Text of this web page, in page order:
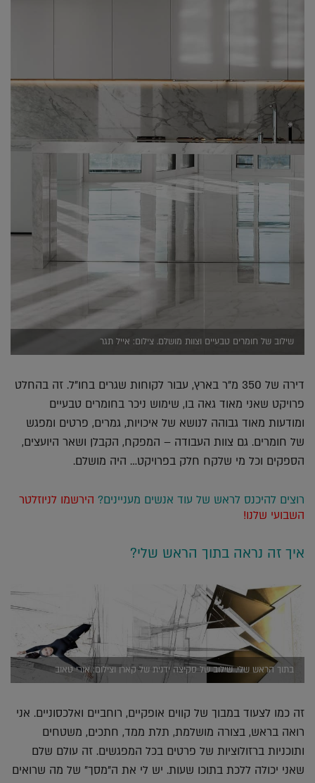
שילוב של חומרים טבעיים וצוות מושלם. צילום: אייל תגר
דירה של 350 מ"ר בארץ, עבור לקוחות שגרים בחו"ל. זה בהחלט
פרויקט שאני מאוד גאה בו, שימוש ניכר בחומרים טבעיים
ומודעות מאוד גבוהה לנושא של איכויות, גמרים, פרטים ומפגש
של חומרים. גם צוות העבודה – המפקח, הקבלן ושאר היועצים,
הספקים וכל מי שלקח חלק בפרויקט… היה מושלם.
רוצים להיכנס לראש של עוד אנשים מעניינים? הירשמו לניוזלטר
השבועי שלנו!
איך זה נראה בתוך הראש שלי?
בתוך הראש שלי. שילוב של סקיצה ידנית של קארן וצילום: אורי טאוב
זה כמו לצעוד במבוך של קווים אופקיים, רוחביים ואלכסוניים. אני
רואה בראש, בצורה מושלמת, תלת ממד, חתכים, משטחים
ותוכניות ברזולוציות של פרטים בכל המפגשים. זה עולם שלם
שאני יכולה ללכת בתוכו שעות. יש לי את ה"מסך" של מה שרואים